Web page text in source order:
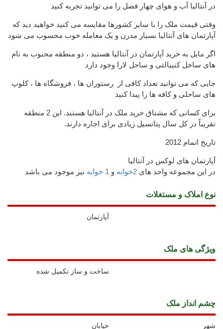
در آنتالیا آب و هوای چهار فصل را می توانید تجربه کنید
وقتی قیمت ملک را با سایر کشورها مقایسه می کنید خواهید دید که
آپارتمان های آنتالیا بسیار مدرن و یک معامله خوب محسوب می شود
اگر مایل به خرید آپارتمان در آنتالیا هستید ، دو منطقه محبوب به نام
های ساحل کنییالتی و ساحل لارا وجود دارد
جایی که می توانید تعداد کافی از رستوران ها ، فروشگاه ها ، کلوپ
های ساحلی و کافه ها را پیدا کنید
برای کسانی که مشتاق خرید ملک در آنتالیا هستند. این 2 منطقه
تقریباً در کل سال پتانسیل زیادی برای اجاره دارند.
تاریخ اتمام 2012
آپارتمان های لوکس در آنتالیا
در این مجموعه واحد های 2خوابه و 1 خوابه نیز موجود می باشد
نوع املاک و مستغلات
آپارتمان
ويژگی های ملک
ساخت و ساز تکمیل شده
چشم انداز ملک
خیابان شهر